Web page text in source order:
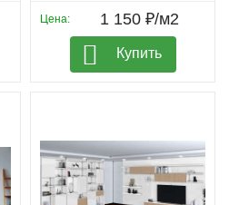
Цена: 1 150 ₽/м2
Купить